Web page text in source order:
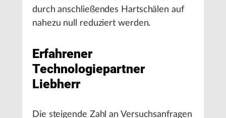
durch anschließendes Hartschälen auf
nahezu null reduziert werden.
Erfahrener
Technologiepartner
Liebherr
Die steigende Zahl an Versuchsanfragen